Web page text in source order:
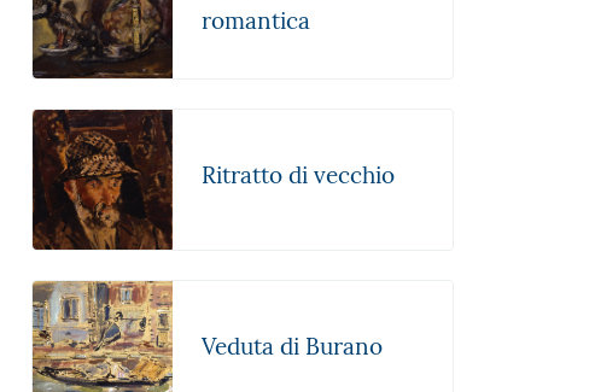
romantica
Ritratto di vecchio
Veduta di Burano